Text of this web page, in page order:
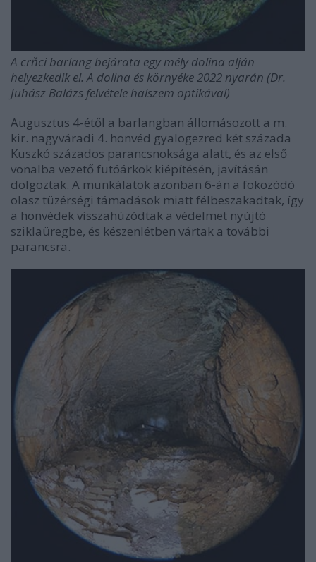
A crňci barlang bejárata egy mély dolina alján
helyezkedik el. A dolina és környéke 2022 nyarán (Dr.
Juhász Balázs felvétele halszem optikával)
Augusztus 4-étől a barlangban állomásozott a m.
kir. nagyváradi 4. honvéd gyalogezred két százada
Kuszkó százados parancsnoksága alatt, és az első
vonalba vezető futóárkok kiépítésén, javításán
dolgoztak. A munkálatok azonban 6-án a fokozódó
olasz tüzérségi támadások miatt félbeszakadtak, így
a honvédek visszahúzódtak a védelmet nyújtó
sziklaüregbe, és készenlétben vártak a további
parancsra.